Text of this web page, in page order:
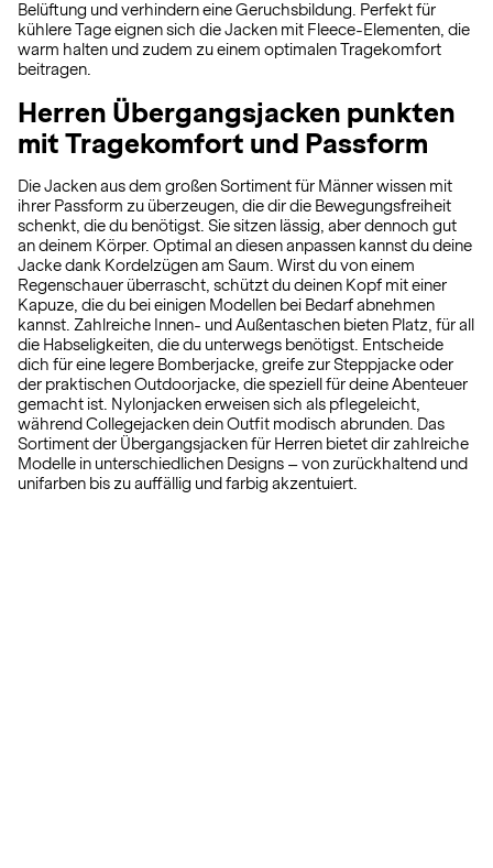
Belüftung und verhindern eine Geruchsbildung. Perfekt für
kühlere Tage eignen sich die Jacken mit Fleece-Elementen, die
warm halten und zudem zu einem optimalen Tragekomfort
beitragen.
Herren Übergangsjacken punkten
mit Tragekomfort und Passform
Die Jacken aus dem großen Sortiment für Männer wissen mit
ihrer Passform zu überzeugen, die dir die Bewegungsfreiheit
schenkt, die du benötigst. Sie sitzen lässig, aber dennoch gut
an deinem Körper. Optimal an diesen anpassen kannst du deine
Jacke dank Kordelzügen am Saum. Wirst du von einem
Regenschauer überrascht, schützt du deinen Kopf mit einer
Kapuze, die du bei einigen Modellen bei Bedarf abnehmen
kannst. Zahlreiche Innen- und Außentaschen bieten Platz, für all
die Habseligkeiten, die du unterwegs benötigst. Entscheide
dich für eine legere Bomberjacke, greife zur Steppjacke oder
der praktischen Outdoorjacke, die speziell für deine Abenteuer
gemacht ist. Nylonjacken erweisen sich als pflegeleicht,
während Collegejacken dein Outfit modisch abrunden. Das
Sortiment der Übergangsjacken für Herren bietet dir zahlreiche
Modelle in unterschiedlichen Designs – von zurückhaltend und
unifarben bis zu auffällig und farbig akzentuiert.